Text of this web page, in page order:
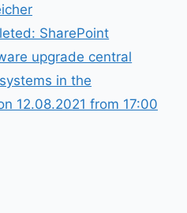
SharePoint
upgrade central
in the
12.08.2021 from 17:00